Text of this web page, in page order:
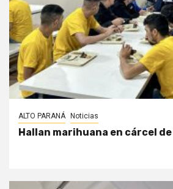
ALTO PARANÁ Noticias
Hallan marihuana en cárcel